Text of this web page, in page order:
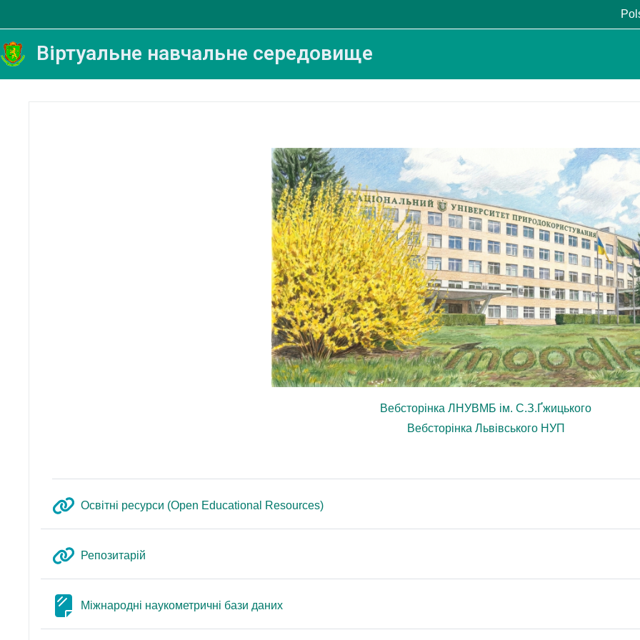
Віртуальне навчальне середовище
Вебсторінка ЛНУВМБ ім. С.З.Ґжицького
Вебсторінка Львівського НУП
Освітні ресурси (Open Educational Resources)Adres URL
Репозитарій
Міжнародні наукометричні бази данихStrona